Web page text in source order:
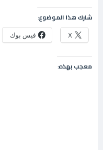
شارك هذا الموضوع:
X فيس بوك
معجب بهذه: